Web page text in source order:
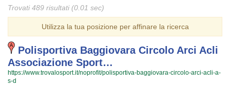
Trovati 489 risultati (0.01 sec)
Utilizza la tua posizione per affinare la ricerca
Polisportiva Baggiovara Circolo Arci Acli
Associazione Sport…
https://www.trovalosport.it/noprofit/polisportiva-baggiovara-circolo-arci-acli-a-
s-d